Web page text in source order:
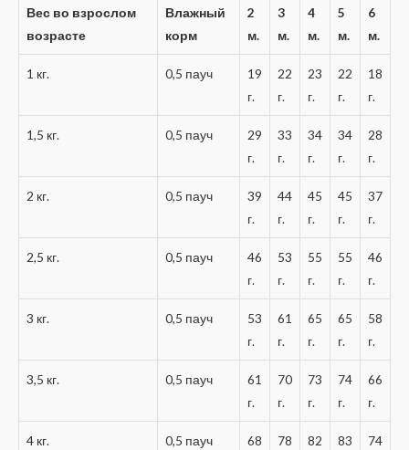
Вес во взрослом
возрасте
Влажный
корм
2
м.
3
м.
4
м.
5
м.
6
м.
1 кг. 0,5 пауч
19
г.
22
г.
23
г.
22
г.
18
г.
1,5 кг. 0,5 пауч
29
г.
33
г.
34
г.
34
г.
28
г.
2 кг. 0,5 пауч
39
г.
44
г.
45
г.
45
г.
37
г.
2,5 кг. 0,5 пауч
46
г.
53
г.
55
г.
55
г.
46
г.
3 кг. 0,5 пауч
53
г.
61
г.
65
г.
65
г.
58
г.
3,5 кг. 0,5 пауч
61
г.
70
г.
73
г.
74
г.
66
г.
4 кг. 0,5 пауч
68
78
82
83
74